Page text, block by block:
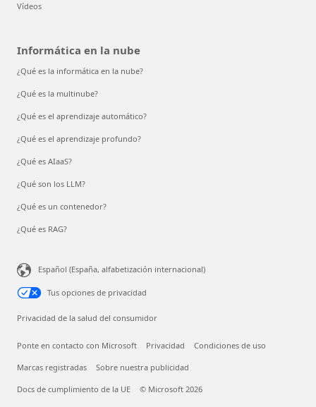
Vídeos
Informática en la nube
¿Qué es la informática en la nube?
¿Qué es la multinube?
¿Qué es el aprendizaje automático?
¿Qué es el aprendizaje profundo?
¿Qué es AIaaS?
¿Qué son los LLM?
¿Qué es un contenedor?
¿Qué es RAG?
Español (España, alfabetización internacional)
Tus opciones de privacidad
Privacidad de la salud del consumidor
Ponte en contacto con Microsoft Privacidad Condiciones de uso
Marcas registradas Sobre nuestra publicidad
Docs de cumplimiento de la UE © Microsoft 2026